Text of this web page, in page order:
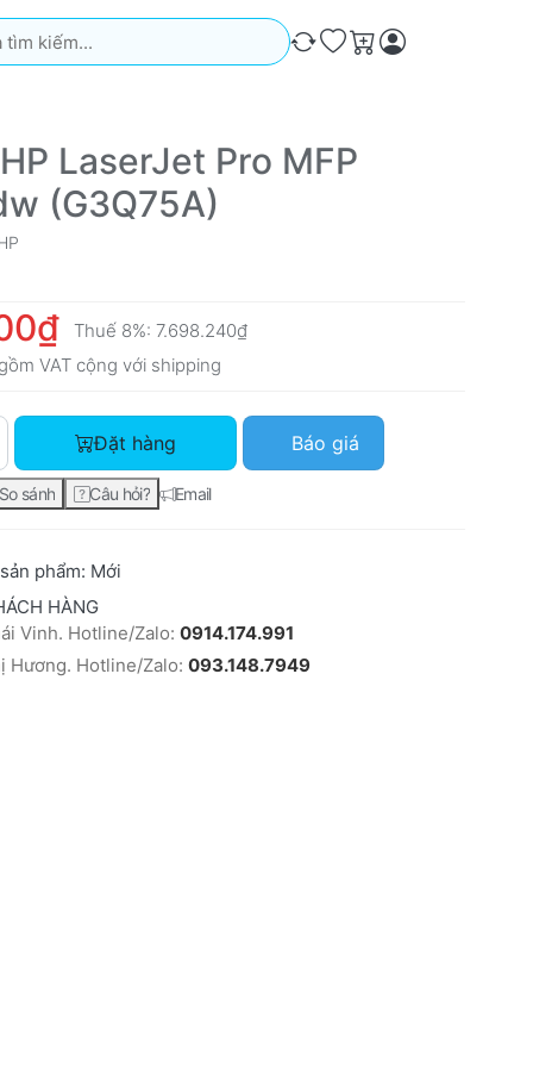
Kết quả sẽ tự động xuất hiện khi bạn nhập. Nhấn phím
So sánh
Ưa thích
Giỏ hàng
LaserJet Pro MFP
(G3Q75A)
Thuế 8%: 7.698.240₫
VAT cộng với shipping
Máy in HP LaserJet Pro MFP M227fdw (G3Q75A) với giá
Đặt hàng Báo giá
So sánh Câu hỏi? Email
phẩm: Mới
HÀNG
Vinh. Hotline/Zalo: 0914.174.991
Hương. Hotline/Zalo: 093.148.7949